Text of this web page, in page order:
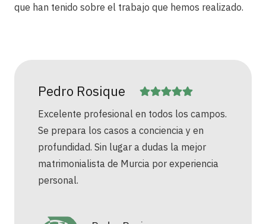
que han tenido sobre el trabajo que hemos realizado.
Pedro Rosique
Excelente profesional en todos los campos.
Se prepara los casos a conciencia y en
profundidad. Sin lugar a dudas la mejor
matrimonialista de Murcia por experiencia
personal.